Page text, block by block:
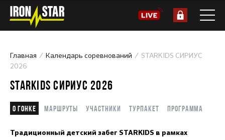
Главная Календарь соревнований
STARKIDS СИРИУС
2026
STARKIDS СИРИУС 2026
О гонке Маршруты Участники Турпакет Программа
Традиционный детский забег STARKIDS в рамках